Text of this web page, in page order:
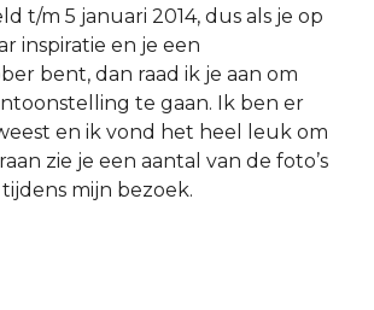
t/m 5 januari 2014, dus als je op
inspiratie en je een
bent, dan raad ik je aan om
te gaan. Ik ben er
en ik vond het heel leuk om
zie je een aantal van de foto’s
mijn bezoek.